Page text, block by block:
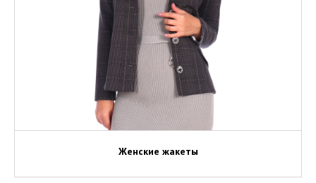
Женские жакеты